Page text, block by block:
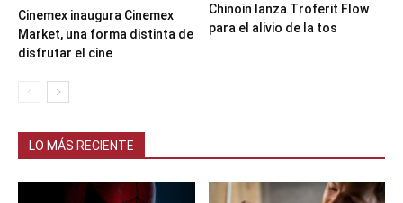
Cinemex inaugura Cinemex
Market, una forma distinta de
disfrutar el cine
Chinoin lanza Troferit Flow
para el alivio de la tos
LO MÁS RECIENTE